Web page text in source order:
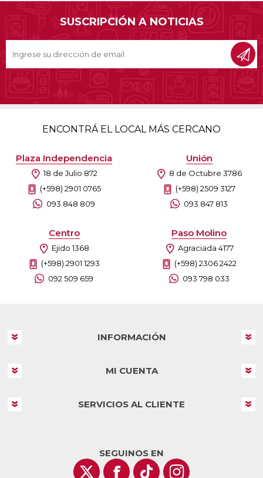
SUSCRIPCIÓN A NOTICIAS
ENCONTRÁ EL LOCAL MÁS CERCANO
Plaza Independencia
18 de Julio 872
(+598) 2901 0765
093 848 809
Unión
8 de Octubre 3786
(+598) 2509 3127
093 847 813
Centro
Ejido 1368
(+598) 2901 1293
092 509 659
Paso Molino
Agraciada 4177
(+598) 2306 2422
093 798 033
INFORMACIÓN
MI CUENTA
SERVICIOS AL CLIENTE
SEGUINOS EN